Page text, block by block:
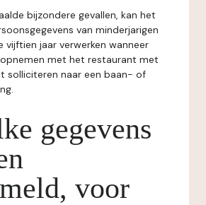
bijzondere gevallen, kan het
van minderjarigen
vijftien jaar verwerken wanneer
met het restaurant met
solliciteren naar een baan- of
gegevens
voor